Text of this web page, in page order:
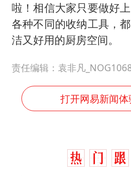
啦！相信大家只要做好
各种不同的收纳工具，
洁又好用的厨房空间。
责任编辑：袁非凡
打开网易新闻